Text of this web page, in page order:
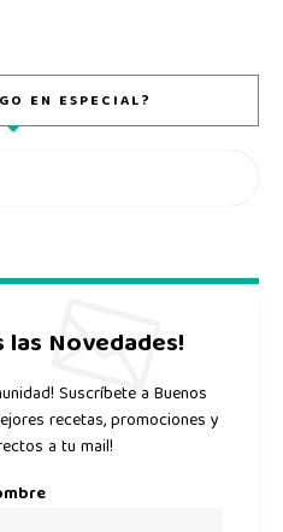
EN ESPECIAL?
las Novedades!
Suscríbete a Buenos
recetas, promociones y
a tu mail!